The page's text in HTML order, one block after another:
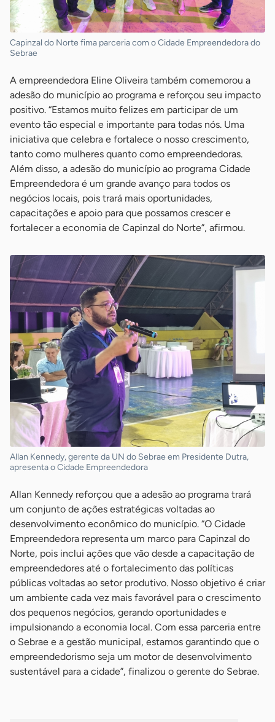
Capinzal do Norte fima parceria com o Cidade Empreendedora do
Sebrae
A empreendedora Eline Oliveira também comemorou a
adesão do município ao programa e reforçou seu impacto
positivo. “Estamos muito felizes em participar de um
evento tão especial e importante para todas nós. Uma
iniciativa que celebra e fortalece o nosso crescimento,
tanto como mulheres quanto como empreendedoras.
Além disso, a adesão do município ao programa Cidade
Empreendedora é um grande avanço para todos os
negócios locais, pois trará mais oportunidades,
capacitações e apoio para que possamos crescer e
fortalecer a economia de Capinzal do Norte”, afirmou.
Allan Kennedy, gerente da UN do Sebrae em Presidente Dutra,
apresenta o Cidade Empreendedora
Allan Kennedy reforçou que a adesão ao programa trará
um conjunto de ações estratégicas voltadas ao
desenvolvimento econômico do município. “O Cidade
Empreendedora representa um marco para Capinzal do
Norte, pois inclui ações que vão desde a capacitação de
empreendedores até o fortalecimento das políticas
públicas voltadas ao setor produtivo. Nosso objetivo é criar
um ambiente cada vez mais favorável para o crescimento
dos pequenos negócios, gerando oportunidades e
impulsionando a economia local. Com essa parceria entre
o Sebrae e a gestão municipal, estamos garantindo que o
empreendedorismo seja um motor de desenvolvimento
sustentável para a cidade”, finalizou o gerente do Sebrae.